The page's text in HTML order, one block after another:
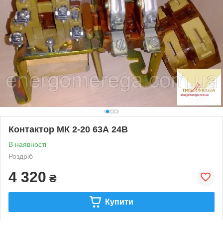
Контактор МК 2-20 63А 24В
В наявності
Роздріб
4 320 ₴
Купити